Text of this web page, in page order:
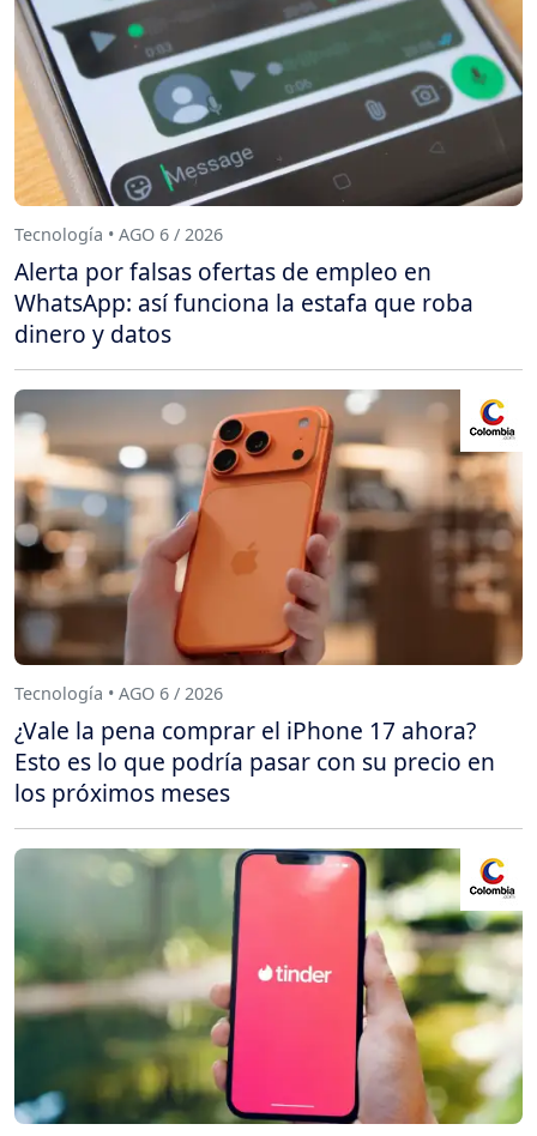
Tecnología • AGO 6 / 2026
Alerta por falsas ofertas de empleo en
WhatsApp: así funciona la estafa que roba
dinero y datos
Tecnología • AGO 6 / 2026
¿Vale la pena comprar el iPhone 17 ahora?
Esto es lo que podría pasar con su precio en
los próximos meses